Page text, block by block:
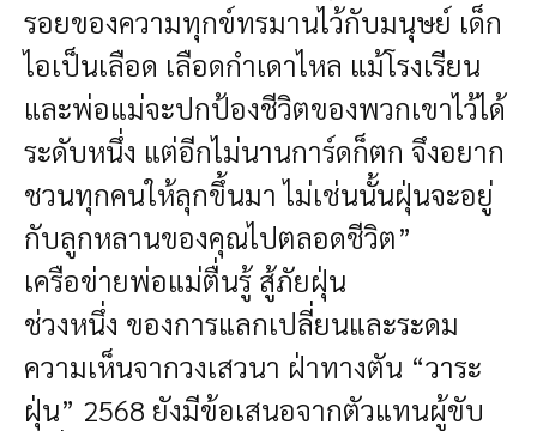
รอยของความทุกข์ทรมานไว้กับมนุษย์ เด็ก
ไอเป็นเลือด เลือดกำเดาไหล แม้โรงเรียน
และพ่อแม่จะปกป้องชีวิตของพวกเขาไว้ได้
ระดับหนึ่ง แต่อีกไม่นานการ์ดก็ตก จึงอยาก
ชวนทุกคนให้ลุกขึ้นมา ไม่เช่นนั้นฝุ่นจะอยู่
กับลูกหลานของคุณไปตลอดชีวิต”
เครือข่ายพ่อแม่ตื่นรู้ สู้ภัยฝุ่น
ช่วงหนึ่ง ของการแลกเปลี่ยนและระดม
ความเห็นจากวงเสวนา ฝ่าทางตัน “วาระ
ฝุ่น” 2568 ยังมีข้อเสนอจากตัวแทนผู้ขับ